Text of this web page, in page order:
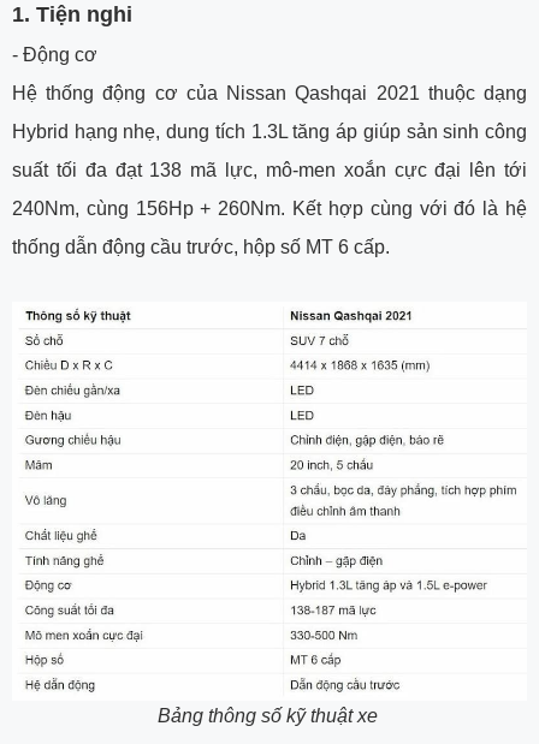
1. Tiện nghi
- Động cơ
Hệ thống động cơ của Nissan Qashqai 2021 thuộc dạng
Hybrid hạng nhẹ, dung tích 1.3L tăng áp giúp sản sinh công
suất tối đa đạt 138 mã lực, mô-men xoắn cực đại lên tới
240Nm, cùng 156Hp + 260Nm. Kết hợp cùng với đó là hệ
thống dẫn động cầu trước, hộp số MT 6 cấp.
Bảng thông số kỹ thuật xe